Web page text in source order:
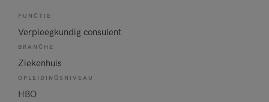
FUNCTIE
Verpleegkundig consulent
BRANCHE
Ziekenhuis
OPLEIDINGSNIVEAU
HBO